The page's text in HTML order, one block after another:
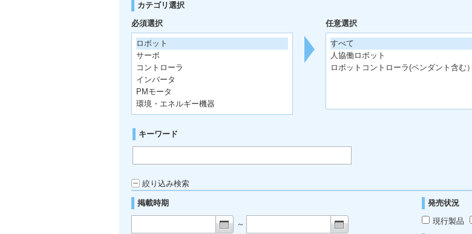
カテゴリ選択
必須選択
ロボット
サーボ
コントローラ
インバータ
PMモータ
環境・エネルギー機器
任意選択
すべて
人協働ロボット
ロボットコントローラ(ペンダント含む）
キーワード
絞り込み検索
掲載時期
～
発売状況
現行製品